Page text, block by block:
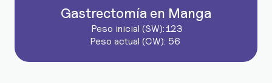
Gastrectomía en Manga
Peso inicial (SW):
Peso actual (CW):
123
56